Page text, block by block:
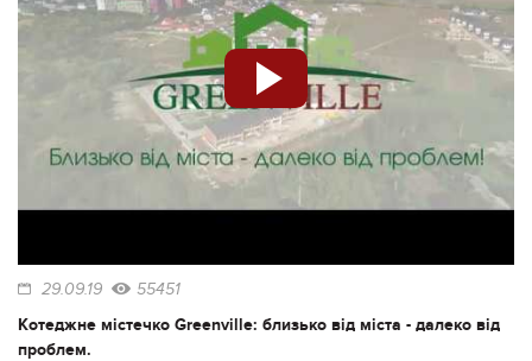
29.09.19 55451
Котеджне містечко Greenville: близько від міста - далеко від
проблем.